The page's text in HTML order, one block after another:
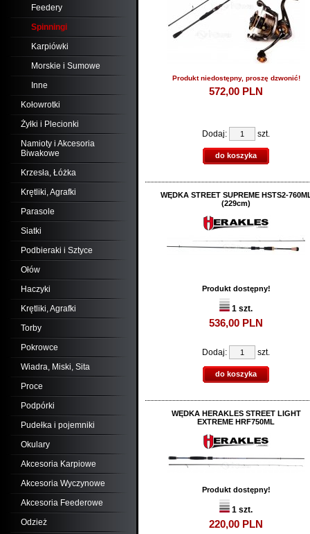
Feedery
Spinningi
Karpiówki
Morskie i Sumowe
Inne
Kołowrotki
Żyłki i Plecionki
Namioty i Akcesoria
Biwakowe
Krzesła, Łóżka
Krętliki, Agrafki
Parasole
Siatki
Podbieraki i Sztyce
Ołów
Haczyki
Krętliki, Agrafki
Torby
Pokrowce
Wiadra, Miski, Sita
Proce
Podpórki
Pudełka i pojemniki
Okulary
Akcesoria Karpiowe
Akcesoria Wyczynowe
Akcesoria Feederowe
Odzież
Produkt niedostępny, proszę dzwonić!
572,00 PLN
Dodaj: szt.
do koszyka
WĘDKA STREET SUPREME HSTS2-
(229cm)
Produkt dostępny!
1 szt.
536,00 PLN
Dodaj: szt.
do koszyka
WĘDKA HERAKLES STREET LIGHT
EXTREME HRF750ML
Produkt dostępny!
1 szt.
220,00 PLN